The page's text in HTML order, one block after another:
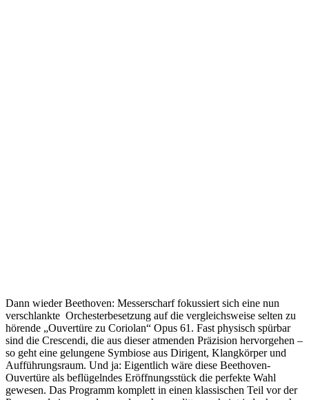
Dann wieder Beethoven: Messerscharf fokussiert sich eine nun
verschlankte Orchesterbesetzung auf die vergleichsweise selten zu
hörende „Ouvertüre zu Coriolan“ Opus 61. Fast physisch spürbar
sind die Crescendi, die aus dieser atmenden Präzision hervorgehen –
so geht eine gelungene Symbiose aus Dirigent, Klangkörper und
Aufführungsraum. Und ja: Eigentlich wäre diese Beethoven-
Ouvertüre als beflügelndes Eröffnungsstück die perfekte Wahl
gewesen. Das Programm komplett in einen klassischen Teil vor der